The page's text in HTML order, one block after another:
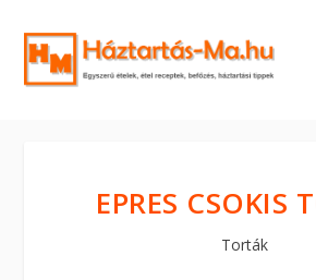
EPRES CSOKIS
Torták